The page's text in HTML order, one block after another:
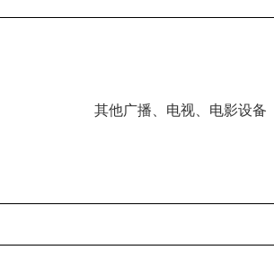
其他广播、电视、电影设备